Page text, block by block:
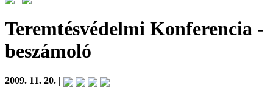
Teremtésvédelmi Konferencia -
beszámoló
2009. 11. 20. |